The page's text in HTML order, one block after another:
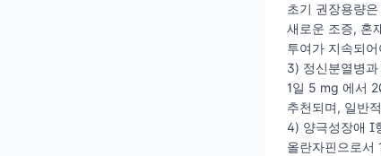
초기 권장용량
새로운 조증, 혼
투여가 지속되
3) 정신분열병
1일 5 mg 에서
추천되며, 일반
4) 양극성장애 I
올란자핀으로서